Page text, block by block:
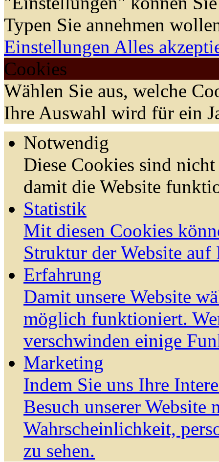
Typen Sie annehmen
Einstellungen Alles
Cookies
Wählen Sie aus, welche
Ihre Auswahl wird für ein
Notwendig
Diese Cookies sind
damit die Website
Statistik
Mit diesen Cookies
Struktur der Website auf
Erfahrung
Damit unsere Website
möglich funktioniert.
verschwinden einige
Marketing
Indem Sie uns Ihre
Besuch unserer Website
Wahrscheinlichkeit,
zu sehen.